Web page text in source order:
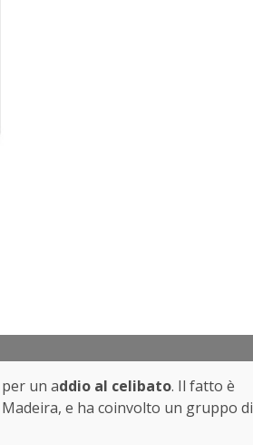
per un addio al celibato. Il fatto è
Madeira, e ha coinvolto un gruppo di